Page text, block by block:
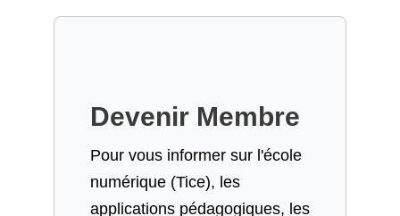
Devenir Membre
Pour vous informer sur l'école
numérique (Tice), les
applications pédagogiques, les